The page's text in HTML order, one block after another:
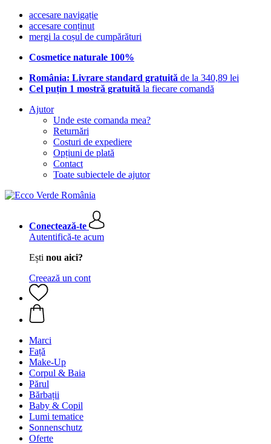
accesare navigație
accesare conținut
mergi la coșul de cumpărături
Cosmetice naturale 100%
România: Livrare standard gratuită de la 340,89 lei
Cel puțin 1 mostră gratuită la fiecare comandă
Ajutor
Unde este comanda mea?
Returnări
Costuri de expediere
Opțiuni de plată
Contact
Toate subiectele de ajutor
Conectează-te
Autentifică-te acum
Ești nou aici?
Creează un cont
Marci
Față
Make-Up
Corpul & Baia
Părul
Bărbații
Baby & Copil
Lumi tematice
Sonnenschutz
Oferte